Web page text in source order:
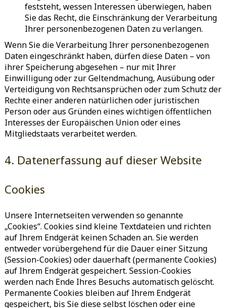
feststeht, wessen Interessen überwiegen, haben
Sie das Recht, die Einschränkung der Verarbeitung
Ihrer personenbezogenen Daten zu verlangen.
Wenn Sie die Verarbeitung Ihrer personenbezogenen
Daten eingeschränkt haben, dürfen diese Daten – von
ihrer Speicherung abgesehen – nur mit Ihrer
Einwilligung oder zur Geltendmachung, Ausübung oder
Verteidigung von Rechtsansprüchen oder zum Schutz der
Rechte einer anderen natürlichen oder juristischen
Person oder aus Gründen eines wichtigen öffentlichen
Interesses der Europäischen Union oder eines
Mitgliedstaats verarbeitet werden.
4. Datenerfassung auf dieser Website
Cookies
Unsere Internetseiten verwenden so genannte
„Cookies“. Cookies sind kleine Textdateien und richten
auf Ihrem Endgerät keinen Schaden an. Sie werden
entweder vorübergehend für die Dauer einer Sitzung
(Session-Cookies) oder dauerhaft (permanente Cookies)
auf Ihrem Endgerät gespeichert. Session-Cookies
werden nach Ende Ihres Besuchs automatisch gelöscht.
Permanente Cookies bleiben auf Ihrem Endgerät
gespeichert, bis Sie diese selbst löschen oder eine